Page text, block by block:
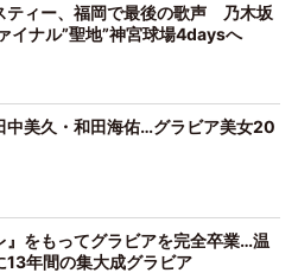
ティー、福岡で最後の歌声 乃木坂
イナル”聖地”神宮球場4daysへ
中美久・和田海佑…グラビア美女20
』をもってグラビアを完全卒業…温
13年間の集大成グラビア